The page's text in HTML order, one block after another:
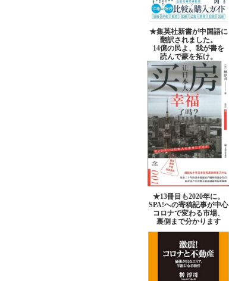
★集英社新書が中国語に
翻訳されました。
14億の民よ、我が書を
読んで蒙を拓け。
★13冊目も2020年に。
SPA!への寄稿記事が中心
コロナで変わる市場、
裏側まで分かります